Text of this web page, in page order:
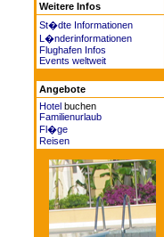
Weitere Infos
St�dte Informationen
L�nderinformationen
Flughafen Infos
Events weltweit
Angebote
Hotel buchen
Familienurlaub
Fl�ge
Reisen